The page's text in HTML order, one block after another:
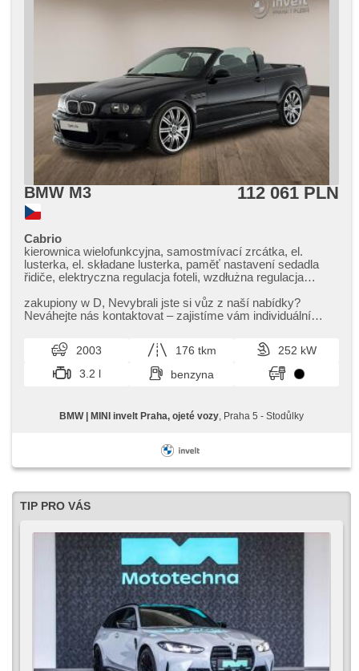
BMW M3 112 061 PLN
Cabrio
kierownica wielofunkcyjna, samostmívací zrcátka, el.
lusterka, el. składane lusterka, paměť nastavení sedadla
řidiče, elektryczna regulacja foteli, wzdłużna regulacja
fotele, asystent parkowania, automat, komputer pokładowy,
halogeny, czujnik deszczu, czujnik reflektorów, ABS,
(ASR), isofix, radio fabryczne, wspomaganie układu
kierowniczego, regulowana kierownica, immobilizer, el.
opuszczane szyby, termometr zewnętrzny, napęd 4x2
zakupiony w D,​ Nevybrali jste si vůz z naší nabídky?
Neváhejte nás kontaktovat – zajistíme vám individuální
2003 176 tkm
252 kW
3.2 l
benzyna
BMW | MINI invelt Praha, ojeté vozy , Praha 5 - Stodůlky
TIP PRO VÁS